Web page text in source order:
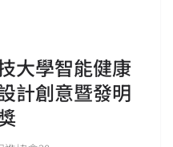
大學智能健康
計創意暨發明